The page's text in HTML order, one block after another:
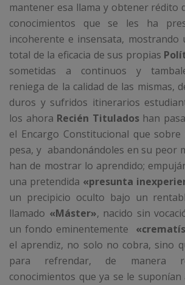
mantener esa llama y obtener rédito
conocimientos que se les ha
incoherente e insensata, mostrando
total de la eficacia de sus propias
sometidas a continuos y
reniega de la calidad de las mismas,
duros y sufridos itinerarios
los ahora Recién Tituladoshan
el Encargo Constitucional que
pesa, y abandonándoles en su peor
han de mostrar lo aprendido;
una pretendida «presunta
un precipicio oculto bajo un
llamado «Máster», nacido sin
un fondo eminentemente
el aprendiz, no solo no cobra, sino
para refrendar, de manera
conocimientos que ya se le